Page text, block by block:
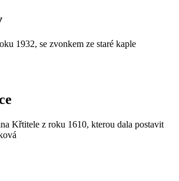
1932, se zvonkem ze staré kaple
Křtitele z roku 1610, kterou dala postavit